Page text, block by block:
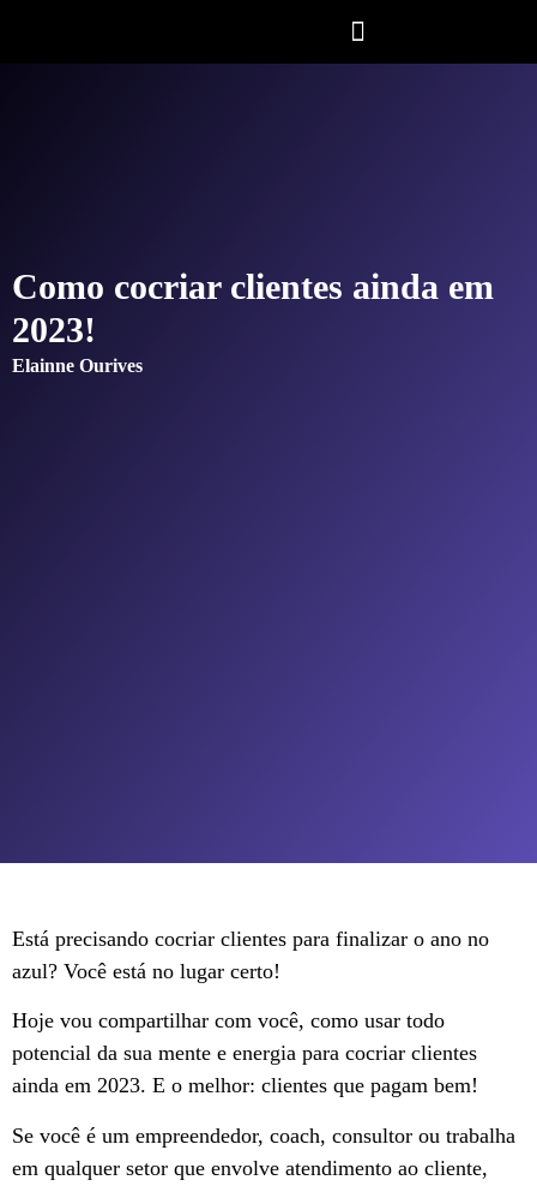
Como cocriar clientes ainda em
2023!
Elainne Ourives
Está precisando cocriar clientes para finalizar o ano no
azul? Você está no lugar certo!
Hoje vou compartilhar com você, como usar todo
potencial da sua mente e energia para cocriar clientes
ainda em 2023. E o melhor: clientes que pagam bem!
Se você é um empreendedor, coach, consultor ou trabalha
em qualquer setor que envolve atendimento ao cliente,